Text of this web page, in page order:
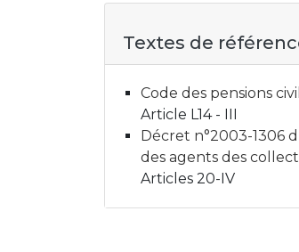
Textes de
Code des pensions
Article L14 - III
Décret n°2003-1306
des agents des
Articles 20-IV